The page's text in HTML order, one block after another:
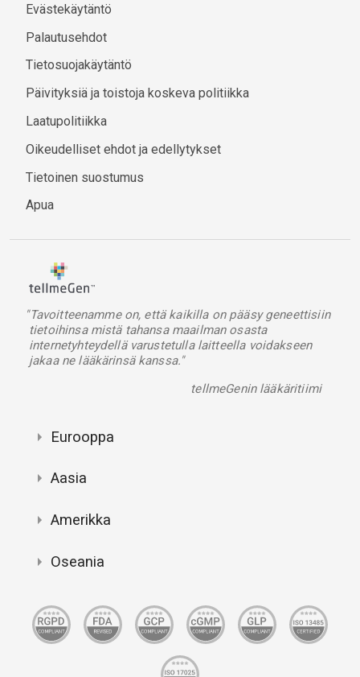
Evästekäytäntö
Palautusehdot
Tietosuojakäytäntö
Päivityksiä ja toistoja koskeva politiikka
Laatupolitiikka
Oikeudelliset ehdot ja edellytykset
Tietoinen suostumus
Apua
"Tavoitteenamme on, että kaikilla on pääsy geneettisiin
tietoihinsa mistä tahansa maailman osasta
internetyhteydellä varustetulla laitteella voidakseen
jakaa ne lääkärinsä kanssa."
tellmeGenin lääkäritiimi
Eurooppa
Aasia
Amerikka
Oseania